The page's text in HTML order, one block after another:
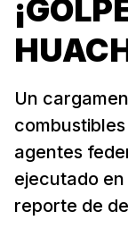
Un
agentes
ejecutado
reporte de